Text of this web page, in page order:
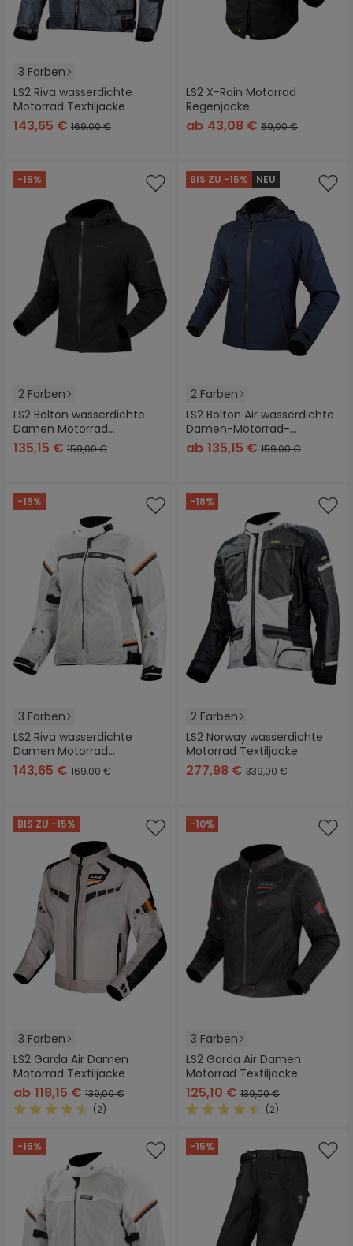
3 Farben
LS2 Riva wasserdichte
Motorrad Textiljacke
143,65 € 169,00 €
LS2 X-Rain Motorrad
Regenjacke
ab 43,08 € 69,00 €
-15%
2 Farben
LS2 Bolton wasserdichte
Damen Motorrad
Textiljacke
135,15 € 159,00 €
BIS ZU -15% NEU
2 Farben
LS2 Bolton Air wasserdichte
Damen-Motorrad-
Textiljacke
ab 135,15 € 159,00 €
-15%
3 Farben
LS2 Riva wasserdichte
Damen Motorrad
Textiljacke
143,65 € 169,00 €
-18%
2 Farben
LS2 Norway wasserdichte
Motorrad Textiljacke
277,98 € 339,00 €
BIS ZU -15%
3 Farben
LS2 Garda Air Damen
Motorrad Textiljacke
ab 118,15 € 139,00 €
(2)
-10%
3 Farben
LS2 Garda Air Damen
Motorrad Textiljacke
125,10 € 139,00 €
(2)
-15% -15%